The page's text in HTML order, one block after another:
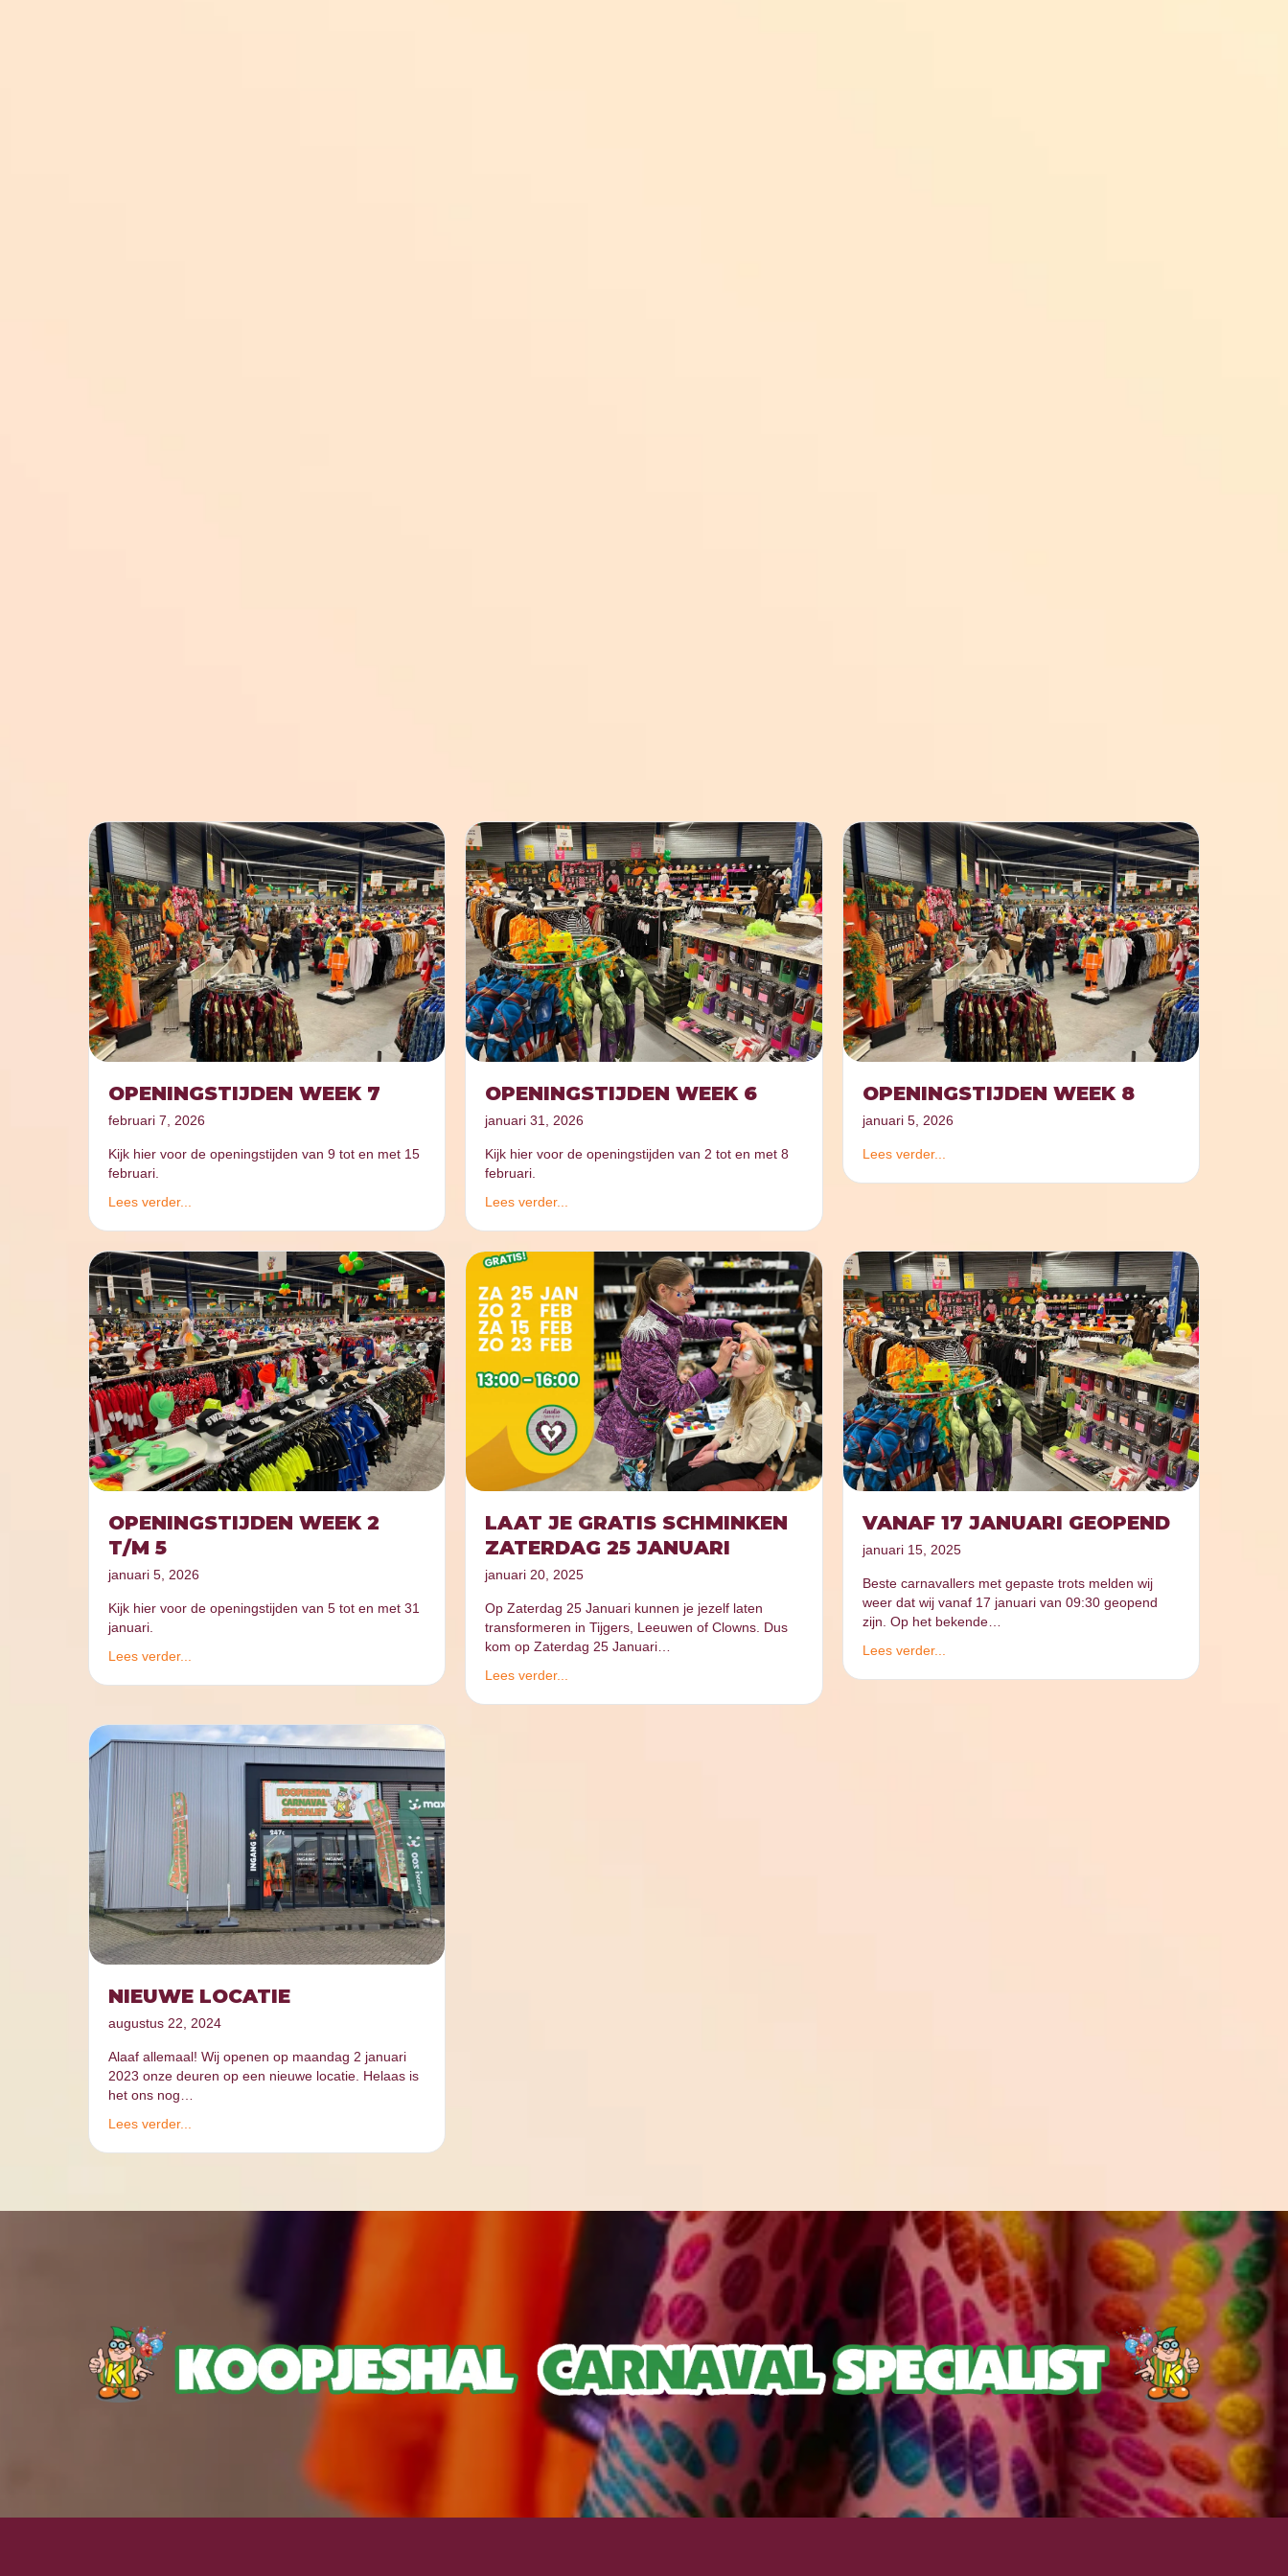
OPENINGSTIJDEN WEEK 7
februari 7, 2026
Kijk hier voor de openingstijden van 9 tot en met 15
februari.
Lees verder...
OPENINGSTIJDEN WEEK 6
januari 31, 2026
Kijk hier voor de openingstijden van 2 tot en met 8
februari.
Lees verder...
OPENINGSTIJDEN WEEK 8
januari 5, 2026
Lees verder...
OPENINGSTIJDEN WEEK 2
T/M 5
januari 5, 2026
Kijk hier voor de openingstijden van 5 tot en met 31
januari.
Lees verder...
LAAT JE GRATIS SCHMINKEN
ZATERDAG 25 JANUARI
januari 20, 2025
Op Zaterdag 25 Januari kunnen je jezelf laten
transformeren in Tijgers, Leeuwen of Clowns. Dus
kom op Zaterdag 25 Januari…
Lees verder...
VANAF 17 JANUARI GEOPEND
januari 15, 2025
Beste carnavallers met gepaste trots melden wij
weer dat wij vanaf 17 januari van 09:30 geopend
zijn. Op het bekende…
Lees verder...
NIEUWE LOCATIE
augustus 22, 2024
Alaaf allemaal! Wij openen op maandag 2 januari
2023 onze deuren op een nieuwe locatie. Helaas is
het ons nog…
Lees verder...